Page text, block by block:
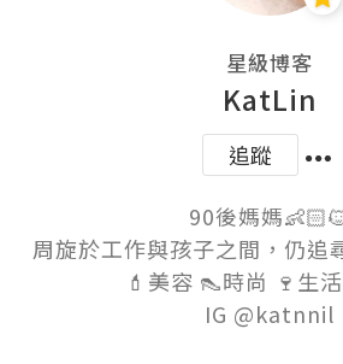
星級博客
KatLin
追蹤
90後媽媽
周旋於工作與孩子之間，仍
💄美容 👠時尚 🍷生